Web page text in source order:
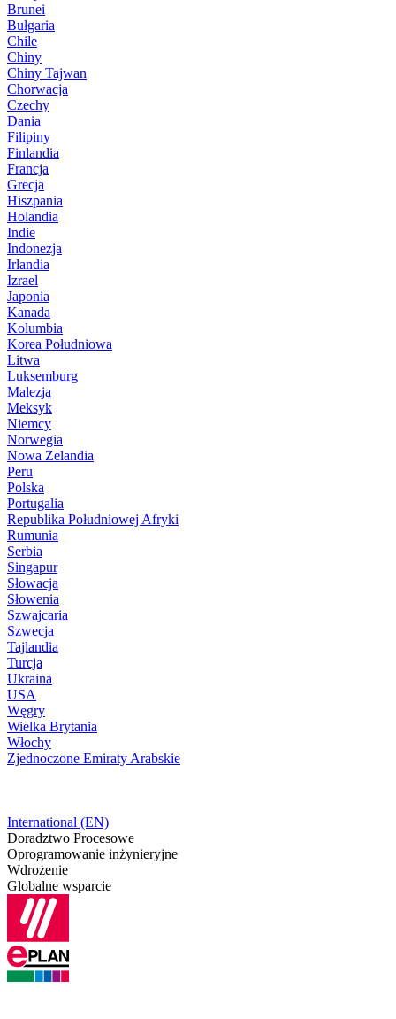
Brunei
Bułgaria
Chile
Chiny
Chiny Tajwan
Chorwacja
Czechy
Dania
Filipiny
Finlandia
Francja
Grecja
Hiszpania
Holandia
Indie
Indonezja
Irlandia
Izrael
Japonia
Kanada
Kolumbia
Korea Południowa
Litwa
Luksemburg
Malezja
Meksyk
Niemcy
Norwegia
Nowa Zelandia
Peru
Polska
Portugalia
Republika Południowej Afryki
Rumunia
Serbia
Singapur
Słowacja
Słowenia
Szwajcaria
Szwecja
Tajlandia
Turcja
Ukraina
USA
Węgry
Wielka Brytania
Włochy
Zjednoczone Emiraty Arabskie
International (EN)
Doradztwo Procesowe
Oprogramowanie inżynieryjne
Wdrożenie
Globalne wsparcie